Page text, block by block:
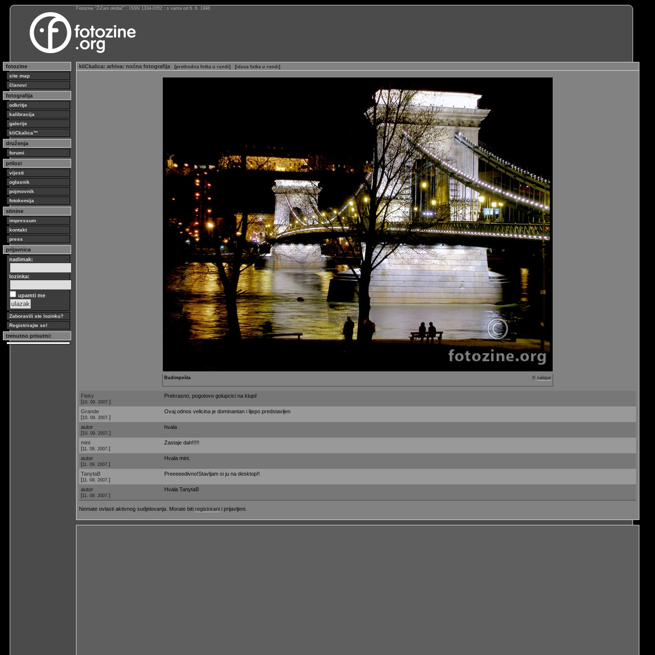
Fotozine “Žičani okidač” : ISSN 1334-0352 : s vama od 6. 6. 1998
fotozine
site map
članovi
fotografija
odkritje
kalibracija
galerije
kliCkalica™
druženja
forumi
prilozi
vijesti
oglasnik
pojmovnik
fotokemija
sitnine
impressum
kontakt
press
prijavnica
nadimak:
lozinka:
upamti me
Zaboravili ste lozinku?
Registrirajte se!
trenutno prisutni:
kliCkalica: arhiva: noćna fotografija [prethodna fotka u rundi] [iduca fotka u rundi]
© salique
Budimpešta
Fleky
[10. 09. 2007. ]
Prekrasno, pogotovo golupcici na klupi!
Grande
[10. 09. 2007. ]
Ovaj odnos velicina je dominantan i lijepo predstavljen
autor
[10. 09. 2007. ]
hvala
mini
[11. 09. 2007. ]
Zastaje dah!!!!!
autor
[11. 09. 2007. ]
Hvala mini.
TanytaB
[11. 09. 2007. ]
Preeeeedivno!Stavljam si ju na desktop!!
autor
[11. 09. 2007. ]
Hvala TanytaB
Nemate ovlasti aktivnog sudjelovanja. Morate biti registrirani i prijavljeni.